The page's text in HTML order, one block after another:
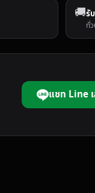
🚚รั
ทั่
แชท Line